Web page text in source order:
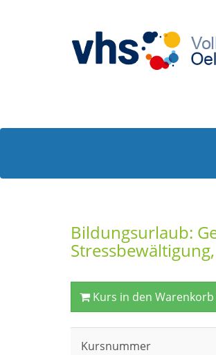
Bildungsurlaub:
Kurs in den Warenkorb
Kursnummer